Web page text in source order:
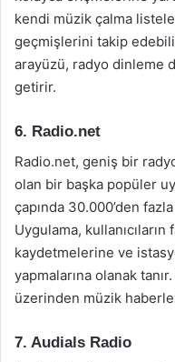
kendi müzik çalma
geçmişlerini takip
arayüzü, radyo dinleme
getirir.
6. Radio.net
Radio.net, geniş bir
olan bir başka popüler
çapında 30.000’den
Uygulama, kullanıcıların
kaydetmelerine ve
yapmalarına olanak
üzerinden müzik
7. Audials Radio